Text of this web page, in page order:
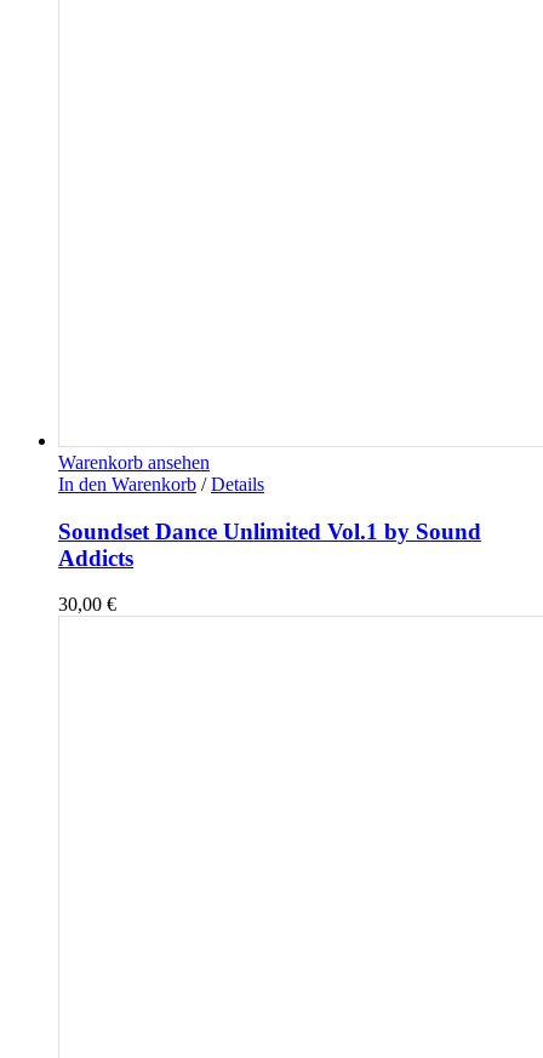
Warenkorb ansehen
In den Warenkorb / Details
Soundset Dance Unlimited Vol.1 by Sound
Addicts
30,00 €